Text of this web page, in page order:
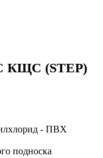
КЩС (STEP)
- ПВХ
подноска